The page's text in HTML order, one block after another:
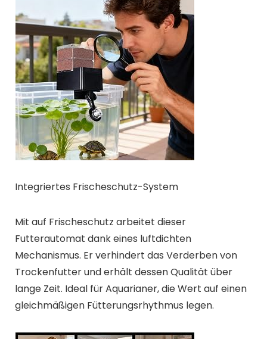
Integriertes Frischeschutz-System
Mit auf Frischeschutz arbeitet dieser
Mechanismus. Er verhindert das Verderben von
Trockenfutter und erhält dessen Qualität über
lange Zeit. Ideal für Aquarianer, die Wert auf einen
gleichmäßigen Fütterungsrhythmus legen.